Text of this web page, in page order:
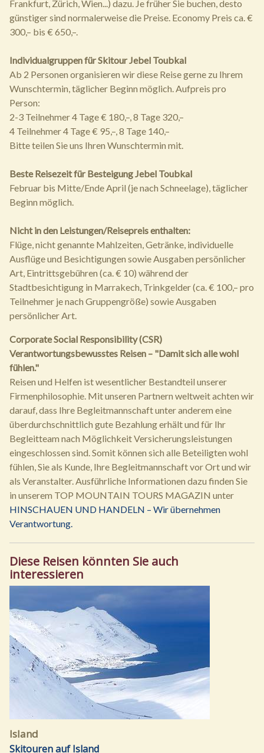
Frankfurt, Zürich, Wien...) dazu. Je früher Sie buchen, desto
günstiger sind normalerweise die Preise. Economy Preis ca. €
300,– bis € 650,–.
Individualgruppen für Skitour Jebel Toubkal
Ab 2 Personen organisieren wir diese Reise gerne zu Ihrem
Wunschtermin, täglicher Beginn möglich. Aufpreis pro
Person:
2-3 Teilnehmer 4 Tage € 180,–, 8 Tage 320,–
4 Teilnehmer 4 Tage € 95,–, 8 Tage 140,–
Bitte teilen Sie uns Ihren Wunschtermin mit.
Beste Reisezeit für Besteigung Jebel Toubkal
Februar bis Mitte/Ende April (je nach Schneelage), täglicher
Beginn möglich.
Nicht in den Leistungen/Reisepreis enthalten:
Flüge, nicht genannte Mahlzeiten, Getränke, individuelle
Ausflüge und Besichtigungen sowie Ausgaben persönlicher
Art, Eintrittsgebühren (ca. € 10) während der
Stadtbesichtigung in Marrakech, Trinkgelder (ca. € 100,– pro
Teilnehmer je nach Gruppengröße) sowie Ausgaben
persönlicher Art.
Corporate Social Responsibility (CSR)
Verantwortungsbewusstes Reisen – "Damit sich alle wohl
fühlen."
Reisen und Helfen ist wesentlicher Bestandteil unserer
Firmenphilosophie. Mit unseren Partnern weltweit achten wir
darauf, dass Ihre Begleitmannschaft unter anderem eine
überdurchschnittlich gute Bezahlung erhält und für Ihr
Begleitteam nach Möglichkeit Versicherungsleistungen
eingeschlossen sind. Somit können sich alle Beteiligten wohl
fühlen, Sie als Kunde, Ihre Begleitmannschaft vor Ort und wir
als Veranstalter. Ausführliche Informationen dazu finden Sie
in unserem TOP MOUNTAIN TOURS MAGAZIN unter
HINSCHAUEN UND HANDELN – Wir übernehmen
Verantwortung.
Diese Reisen könnten Sie auch
interessieren
Island
Skitouren auf Island